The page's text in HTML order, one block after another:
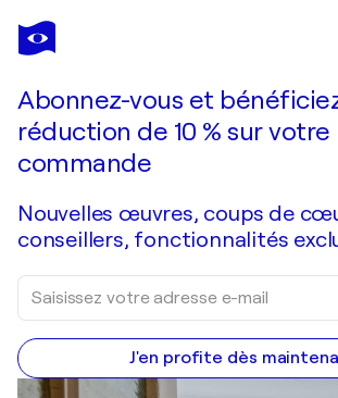
KARIS KIM
pine tree4
Abonnez-vous et
réduction de 10 % sur
commande
Nouvelles œuvres, coups de
conseillers, fonctionnalités
J'en profite dès